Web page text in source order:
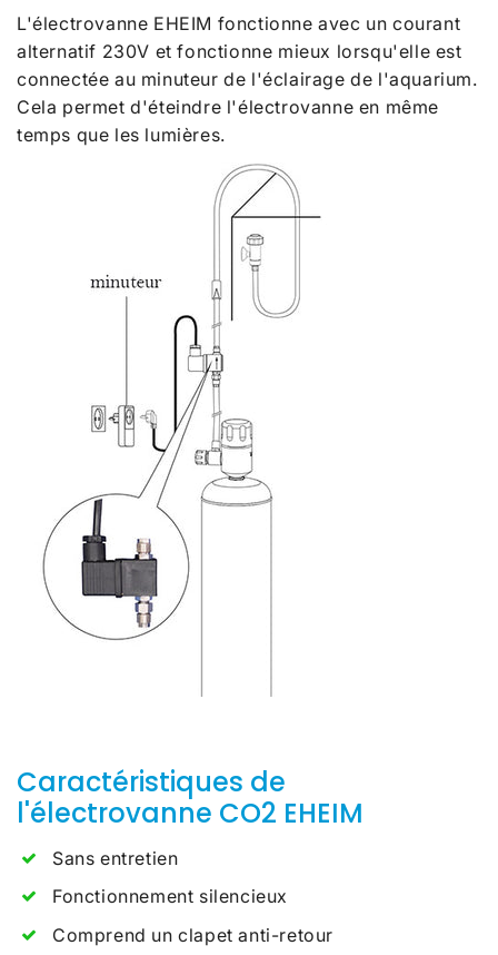
L'électrovanne EHEIM fonctionne avec un courant
alternatif 230V et fonctionne mieux lorsqu'elle est
connectée au minuteur de l'éclairage de l'aquarium.
Cela permet d'éteindre l'électrovanne en même
temps que les lumières.
Caractéristiques de
l'électrovanne CO2 EHEIM
Sans entretien
Fonctionnement silencieux
Comprend un clapet anti-retour